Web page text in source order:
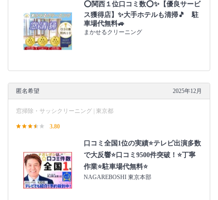
⭕関西１位口コミ数⭕✨【優良サービ
ス獲得店】✨大手ホテルも清掃🎵 駐
車場代無料🚙
まかせるクリーニング
匿名希望 2025年12月
窓掃除・サッシクリーニング | 東京都
3.80
口コミ全国1位の実績⭐テレビ出演多数
で大反響⭐口コミ9500件突破！⭐丁寧
作業⭐駐車場代無料⭐
NAGAREBOSHI 東京本部